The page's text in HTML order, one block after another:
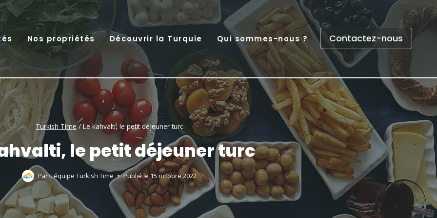
Nos propriétés Découvrir la Turquie Qui sommes-nous ? Contactez-nous
Turkish Time /Le kahvalti, le petit déjeuner turc
le petit déjeuner turc
ParL'équipe Turkish Time Publié le 15 octobre 2022